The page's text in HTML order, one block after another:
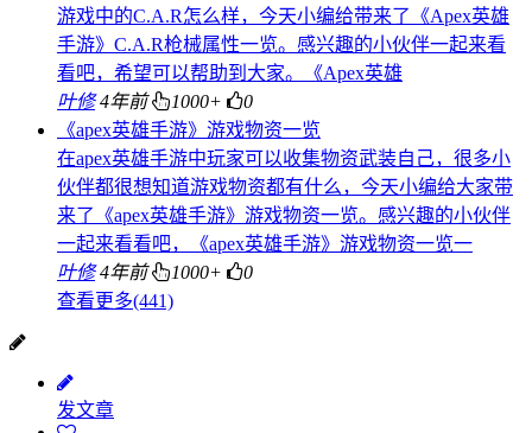
游戏中的C.A.R怎么样，今天小编给带来了《Apex英雄
手游》C.A.R枪械属性一览。感兴趣的小伙伴一起来看
看吧，希望可以帮助到大家。《Apex英雄
叶修 4年前 1000+
0
《apex英雄手游》游戏物资一览
在apex英雄手游中玩家可以收集物资武装自己，很多小
伙伴都很想知道游戏物资都有什么，今天小编给大家带
来了《apex英雄手游》游戏物资一览。感兴趣的小伙伴
一起来看看吧，《apex英雄手游》游戏物资一览一
叶修 4年前 1000+
0
查看更多(441)
发文章